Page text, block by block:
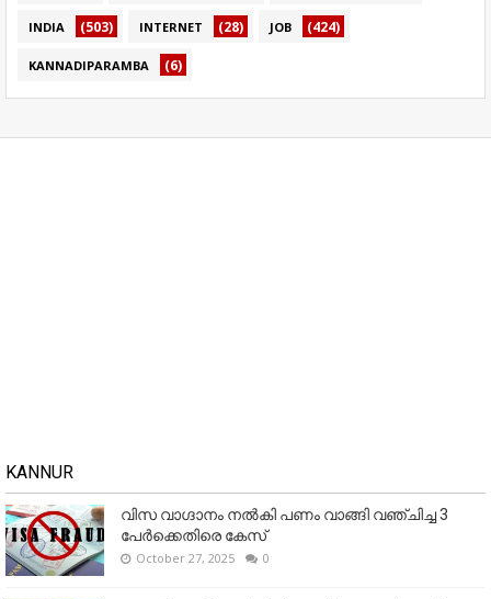
INDIA (503) INTERNET (28) JOB (424)
KANNADIPARAMBA (6)
KANNUR
വിസ വാഗ്ദാനം നൽകി പണം വാങ്ങി വഞ്ചിച്ച 3
പേർക്കെതിരെ കേസ്
October 27, 2025 0